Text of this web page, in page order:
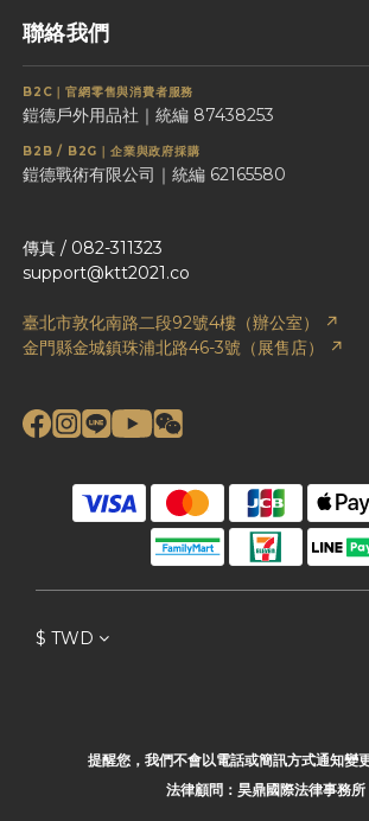
聯絡我們
B2C｜官網零售與消費者服務
鎧德戶外用品社｜統編 87438253
B2B / B2G｜企業與政府採購
鎧德戰術有限公司｜統編 62165580
傳真 / 082-311323
support@ktt2021.co
臺北市敦化南路二段92號4樓（辦公室） ↗
金門縣金城鎮珠浦北路46-3號（展售店） ↗
$ TWD
提醒您，我們不會以電話或簡訊方式通知變
法律顧問：昊鼎國際法律事務所